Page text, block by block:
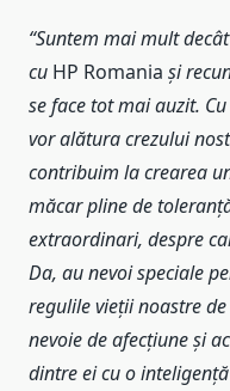
“Suntem mai mult
cu HP Romania și
se face tot mai auzit.
vor alătura crezului
contribuim la crearea
măcar pline de
extraordinari, despre
Da, au nevoi speciale
regulile vieții noastre
nevoie de afecțiune și
dintre ei cu o